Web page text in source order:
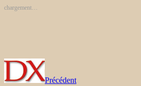
chargement…
Précédent